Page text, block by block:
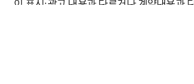
이 표시·광고 내용과 다르거나 계약내용과